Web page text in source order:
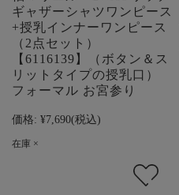
ギャザーシャツワンピース
+授乳インナーワンピース
（2点セット）
【6116139】（ボタン＆ス
リットタイプの授乳口）
フォーマル お宮参り
価格: ¥7,690(税込)
在庫 ×